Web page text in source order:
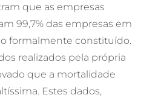
que as empresas
99,7% das empresas em
formalmente constituído.
realizados pela própria
que a mortalidade
Estes dados,